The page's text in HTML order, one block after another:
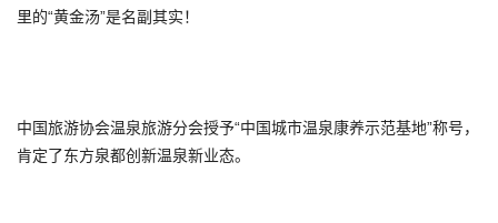
里的“黄金汤”是名副其实！
中国旅游协会温泉旅游分会授予“中国城市温泉康养示范基地”称号，
肯定了东方泉都创新温泉新业态。